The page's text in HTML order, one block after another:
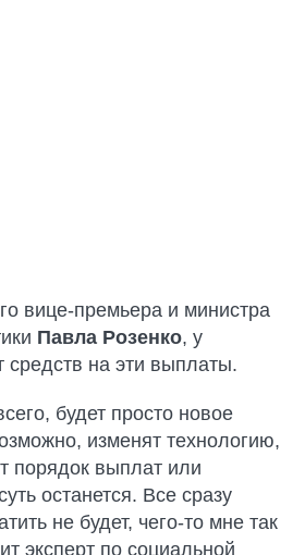
вице-премьера и министра
Павла Розенко, у
средств на эти выплаты.
будет просто новое
изменят технологию,
порядок выплат или
останется. Все сразу
не будет, чего-то мне так
эксперт по социальной